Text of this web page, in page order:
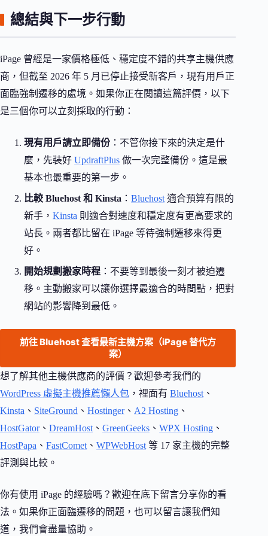
總結與下一步行動
iPage 曾經是一家價格極低、穩定度不錯的共享主機供應
商，但截至 2026 年 5 月已停止接受新客戶，現有用戶正
面臨強制遷移的處境。如果你正在閱讀這篇評價，以下
是三個你可以立刻採取的行動：
現有用戶請立即備份 ：不管你接下來的決定是什
麼，先裝好 UpdraftPlus 做一次完整備份。這是最
基本也最重要的第一步。
比較 Bluehost 和 Kinsta ： Bluehost 適合預算有限的
新手， Kinsta 則適合對速度和穩定度有更高要求的
站長。兩者都比留在 iPage 等待強制遷移來得更
好。
開始規劃搬家時程 ：不要等到最後一刻才被迫遷
移。主動搬家可以讓你選擇最適合的時間點，把對
網站的影響降到最低。
前往 Bluehost 查看最新主機方案（iPage 替代方
案）
想了解其他主機供應商的評價？歡迎參考我們的
WordPress 虛擬主機推薦懶人包 ，裡面有 Bluehost 、
Kinsta 、 SiteGround 、 Hostinger、 A2 Hosting 、
HostGator、 DreamHost 、 GreenGeeks 、 WPX Hosting 、
HostPapa 、 FastComet 、 WPWebHost 等 17 家主機的完整
評測與比較。
你有使用 iPage 的經驗嗎？歡迎在底下留言分享你的看
法。如果你正面臨遷移的問題，也可以留言讓我們知
道，我們會盡量協助。